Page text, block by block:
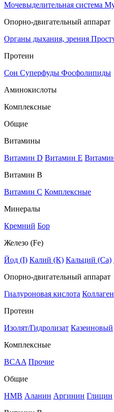
Мочевыделительная система
Опорно-двигательный аппарат
Органы дыхания, зрения
Протеин
Сон Суперфуды Фосфолипиды
Аминокислоты
Комплексные
Общие
Витамины
Витамин D Витамин E
Витамин В
Витамин C Комплексные
Минералы
Кремний Бор
Железо (Fe)
Йод (I) Калий (К) Кальций (Са)
Опорно-двигательный аппарат
Гиалуроновая кислота Коллаген
Протеин
Изолят/Гидролизат Казеиновый
Комплексные
BCAA Прочие
Общие
HMB Аланин Аргинин Глицин